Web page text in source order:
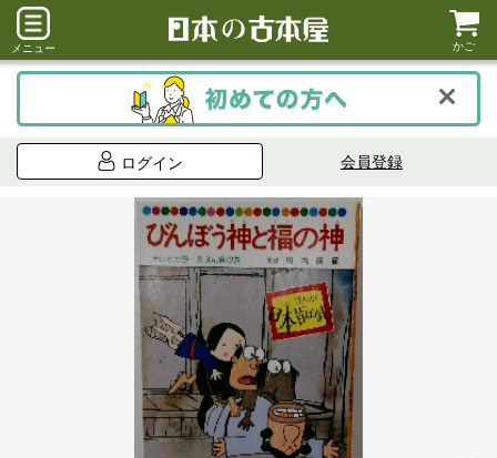
メニュー かご
ログイン 会員登録